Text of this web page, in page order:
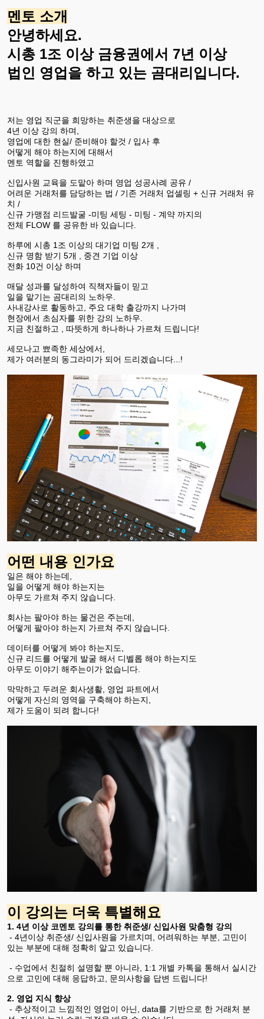
멘토 소개
안녕하세요.
시총 1조 이상 금융권에서 7년 이상
법인 영업을 하고 있는 곰대리입니다.
저는 영업 직군을 희망하는 취준생을 대상으로
4년 이상 강의 하며,
영업에 대한 현실/ 준비해야 할것 / 입사 후
어떻게 해야 하는지에 대해서
멘토 역할을 진행하였고
신입사원 교육을 도맡아 하며 영업 성공사례 공유 /
어려운 거래처를 담당하는 법 / 기존 거래처 업셀링 + 신규 거래처 유
치 /
신규 가맹점 리드발굴 -미팅 세팅 - 미팅 - 계약 까지의
전체 FLOW 를 공유한 바 있습니다.
하루에 시총 1조 이상의 대기업 미팅 2개 ,
신규 명함 받기 5개 , 중견 기업 이상
전화 10건 이상 하며
매달 성과를 달성하여 직책자들이 믿고
일을 맡기는 곰대리의 노하우.
사내강사로 활동하고, 주요 대학 출강까지 나가며
현장에서 초심자를 위한 강의 노하우.
지금 친절하고 , 따뜻하게 하나하나 가르쳐 드립니다!
세모나고 뾰족한 세상에서,
제가 여러분의 동그라미가 되어 드리겠습니다...!
어떤 내용 인가요
일은 해야 하는데,
일을 어떻게 해야 하는지는
아무도 가르쳐 주지 않습니다.
회사는 팔아야 하는 물건은 주는데,
어떻게 팔아야 하는지 가르쳐 주지 않습니다.
데이터를 어떻게 봐야 하는지도,
신규 리드를 어떻게 발굴 해서 디벨롭 해야 하는지도
아무도 이야기 해주는이가 없습니다.
막막하고 두려운 회사생활, 영업 파트에서
어떻게 자신의 영역을 구축해야 하는지,
제가 도움이 되려 합니다!
이 강의는 더욱 특별해요
1. 4년 이상 코멘토 강의를 통한 취준생/ 신입사원 맞춤형 강의
- 4년이상 취준생/ 신입사원을 가르치며, 어려워하는 부분, 고민이
있는 부분에 대해 정확히 알고 있습니다.
- 수업에서 친절히 설명할 뿐 아니라, 1:1 개별 카톡을 통해서 실시간
으로 고민에 대해 응답하고, 문의사항을 답변 드립니다!
2. 영업 지식 향상
- 추상적이고 느낌적인 영업이 아닌, data를 기반으로 한 거래처 분